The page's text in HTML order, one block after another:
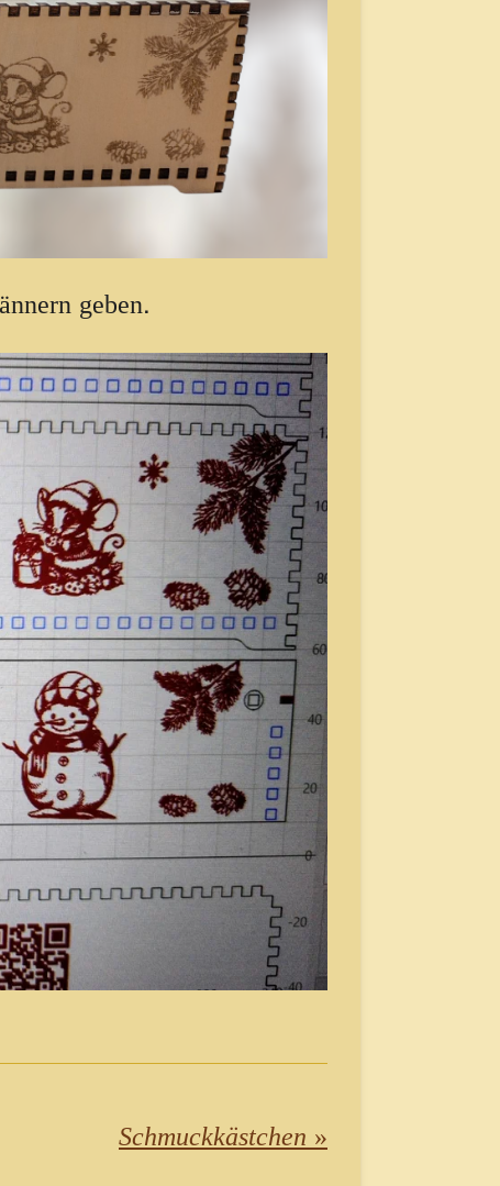
geben.
Schmuckkästchen»